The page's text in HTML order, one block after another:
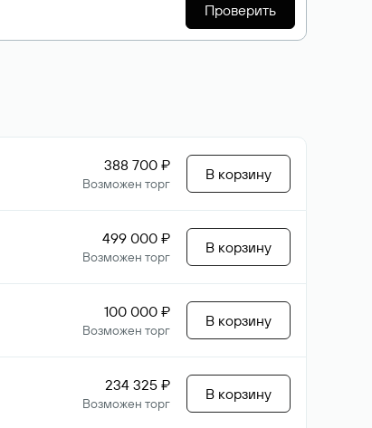
Проверить
388 700 ₽
Возможен торг
В корзину
499 000 ₽
Возможен торг
В корзину
100 000 ₽
Возможен торг
В корзину
234 325 ₽
Возможен торг
В корзину